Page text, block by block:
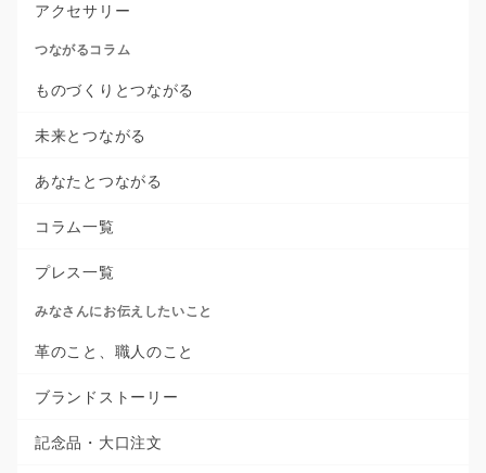
アクセサリー
つながるコラム
ものづくりとつながる
未来とつながる
あなたとつながる
コラム一覧
プレス一覧
みなさんにお伝えしたいこと
革のこと、職人のこと
ブランドストーリー
記念品・大口注文